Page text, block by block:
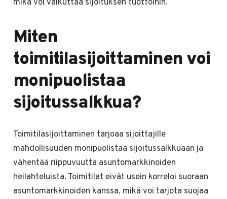
mikä voi vaikuttaa sijoituksen tuottoihin.
Miten
toimitilasijoittaminen voi
monipuolistaa
sijoitussalkkua?
Toimitilasijoittaminen tarjoaa sijoittajille
mahdollisuuden monipuolistaa sijoitussalkkuaan ja
vähentää riippuvuutta asuntomarkkinoiden
heilahteluista. Toimitilat eivät usein korreloi suoraan
asuntomarkkinoiden kanssa, mikä voi tarjota suojaa